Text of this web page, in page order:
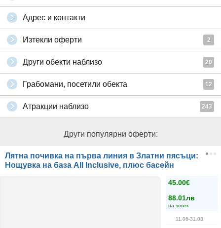
Адрес и контакти
Изтекли оферти 2
Други обекти наблизо 20
Грабомани, посетили обекта 12
Атракции наблизо 243
Други популярни оферти:
Лятна почивка на първа линия в Златни пясъци:
Нощувка на база All Inclusive, плюс басейн
45.00€
88.01лв
на човек
11.06-31.08